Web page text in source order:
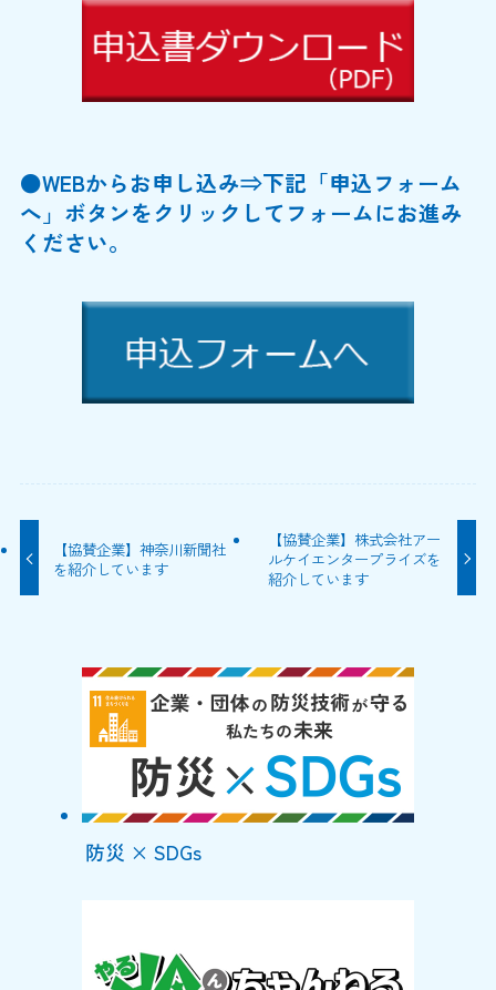
●WEBからお申し込み⇒下記「申込フォーム
へ」ボタンをクリックしてフォームにお進み
ください。
【協賛企業】神奈川新聞社
を紹介しています
【協賛企業】株式会社アー
ルケイエンタープライズを
紹介しています
防災 × SDGs